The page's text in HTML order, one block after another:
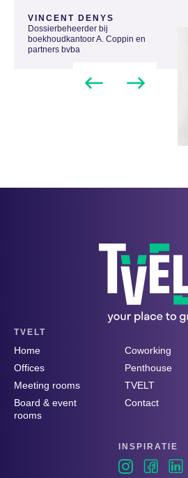
VINCENT DENYS
Dossierbeheerder bij
boekhoudkantoor A. Coppin en
partners bvba
TVELT
Home
Offices
Meeting rooms
Board & event
rooms
Coworking
Penthouse
TVELT
Contact
INSPIRATIE